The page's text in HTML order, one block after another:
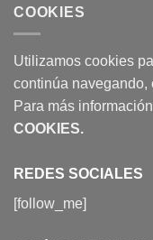
COOKIES
Utilizamos cookies
continúa navegando,
Para más
COOKIES.
REDES SOCIALES
[follow_me]